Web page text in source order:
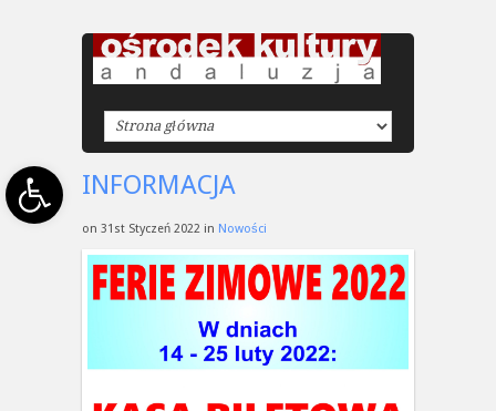
Open toolbarINFORMACJA
on 31st Styczeń 2022 in Nowości